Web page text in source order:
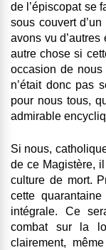
de l’épiscopat se
sous couvert
avons vu
autre chose si
occasion de
n’était donc pas
pour nous tous,
admirable
Si nous,
de ce Magistère,
culture de mort.
cette
intégrale. Ce
combat sur la
clairement,